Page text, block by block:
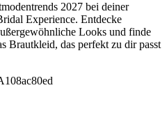
2027 bei deiner
Experience. Entdecke
Looks und finde
Brautkleid, das perfekt zu dir passt